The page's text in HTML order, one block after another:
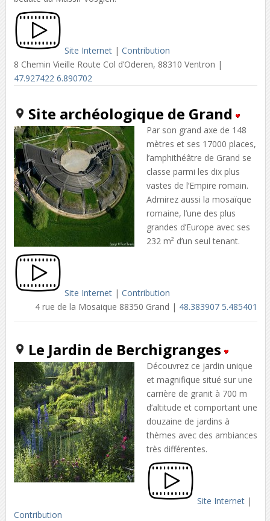
Site Internet| Contribution
8 Chemin Vieille Route Col d’Oderen, 88310 Ventron |
47.927422 6.890702
Site archéologique de Grand
Par son grand axe de 148
mètres et ses 17000 places,
l’amphithéâtre de Grand se
classe parmi les dix plus
vastes de l’Empire romain.
Admirez aussi la mosaïque
romaine, l’une des plus
grandes d’Europe avec ses
232 m² d’un seul tenant.
Site Internet| Contribution
4 rue de la Mosaique 88350 Grand | 48.383907 5.485401
Le Jardin de Berchigranges
Découvrez ce jardin unique
et magnifique situé sur une
carrière de granit à 700 m
d’altitude et comportant une
douzaine de jardins à
thèmes avec des ambiances
très différentes.
Site Internet|
Contribution